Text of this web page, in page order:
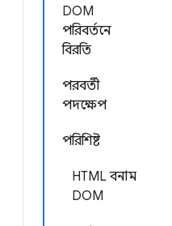
DOM
পরিবর্তনে
বিরতি
পরবর্তী
পদক্ষেপ
পরিশিষ্ট
HTML বনাম
DOM